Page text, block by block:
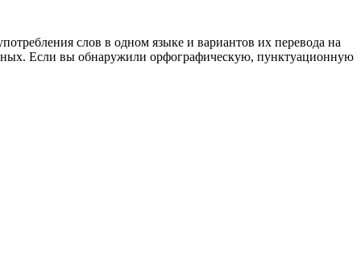
слов в одном языке и вариантов их перевода на
Если вы обнаружили орфографическую, пунктуационную